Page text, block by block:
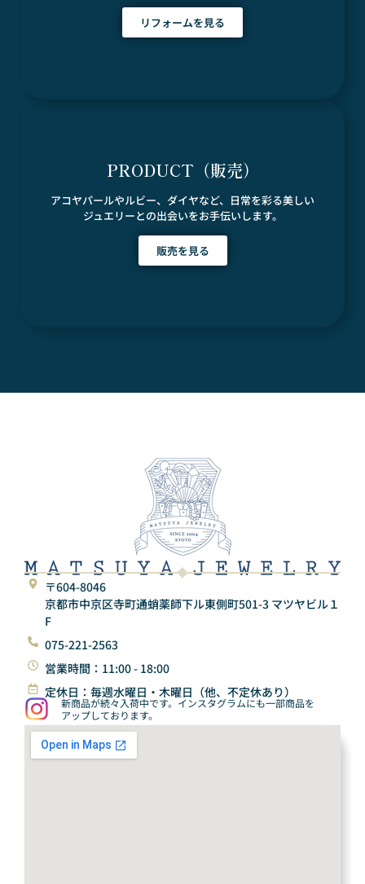
リフォームを見る
PRODUCT（販売）
アコヤパールやルビー、ダイヤなど、日常を彩る美しい
ジュエリーとの出会いをお手伝いします。
販売を見る
〒604-8046
京都市中京区寺町通蛸薬師下ル東側町501-3 マツヤビル１
F
075-221-2563
営業時間：11:00 - 18:00
定休日：毎週水曜日・木曜日（他、不定休あり）
新商品が続々入荷中です。インスタグラムにも一部商品を
アップしております。